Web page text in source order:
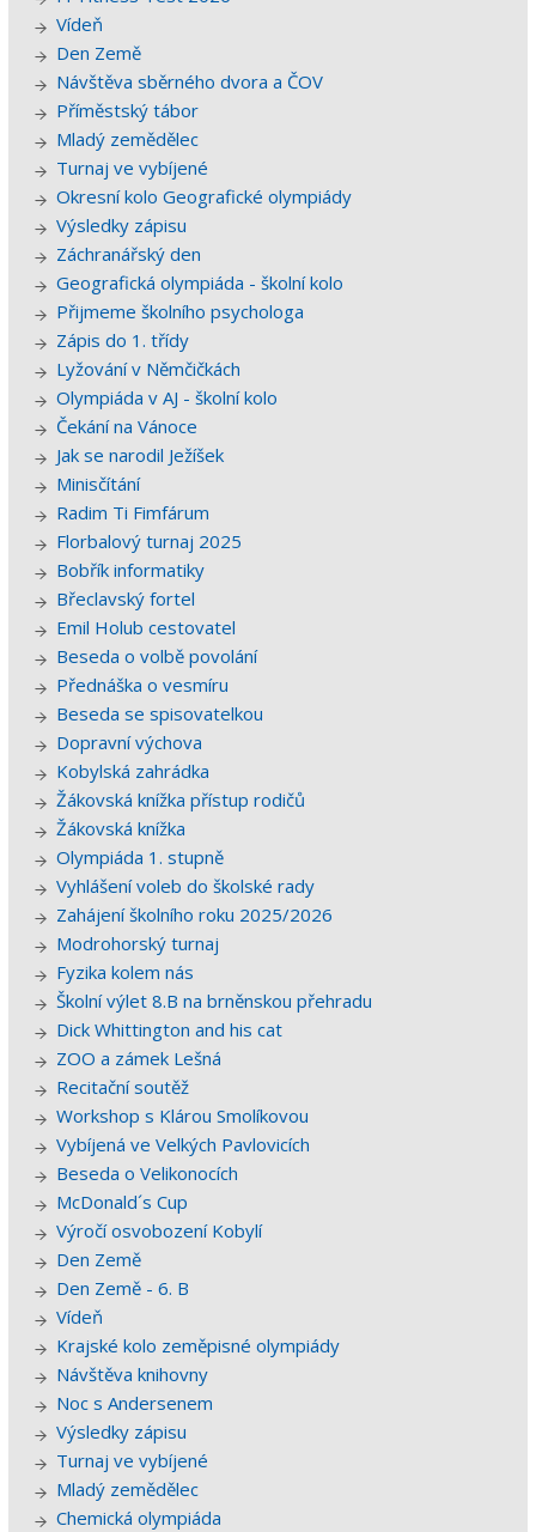
Vídeň
Den Země
Návštěva sběrného dvora a ČOV
Příměstský tábor
Mladý zemědělec
Turnaj ve vybíjené
Okresní kolo Geografické olympiády
Výsledky zápisu
Záchranářský den
Geografická olympiáda - školní kolo
Přijmeme školního psychologa
Zápis do 1. třídy
Lyžování v Němčičkách
Olympiáda v AJ - školní kolo
Čekání na Vánoce
Jak se narodil Ježíšek
Minisčítání
Radim Ti Fimfárum
Florbalový turnaj 2025
Bobřík informatiky
Břeclavský fortel
Emil Holub cestovatel
Beseda o volbě povolání
Přednáška o vesmíru
Beseda se spisovatelkou
Dopravní výchova
Kobylská zahrádka
Žákovská knížka přístup rodičů
Žákovská knížka
Olympiáda 1. stupně
Vyhlášení voleb do školské rady
Zahájení školního roku 2025/2026
Modrohorský turnaj
Fyzika kolem nás
Školní výlet 8.B na brněnskou přehradu
Dick Whittington and his cat
ZOO a zámek Lešná
Recitační soutěž
Workshop s Klárou Smolíkovou
Vybíjená ve Velkých Pavlovicích
Beseda o Velikonocích
McDonald´s Cup
Výročí osvobození Kobylí
Den Země
Den Země - 6. B
Vídeň
Krajské kolo zeměpisné olympiády
Návštěva knihovny
Noc s Andersenem
Výsledky zápisu
Turnaj ve vybíjené
Mladý zemědělec
Chemická olympiáda